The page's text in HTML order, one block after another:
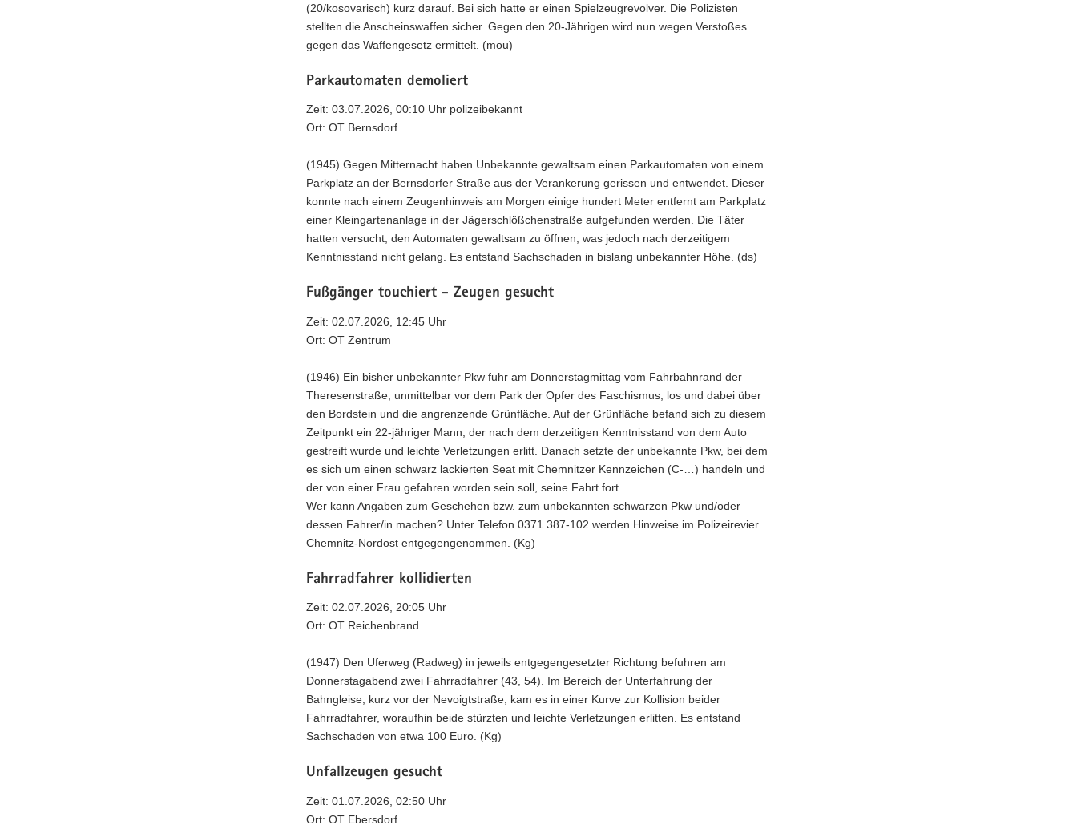
(20/kosovarisch) kurz darauf. Bei sich hatte er einen Spielzeugrevolver. Die Polizisten
stellten die Anscheinswaffen sicher. Gegen den 20-Jährigen wird nun wegen Verstoßes
gegen das Waffengesetz ermittelt. (mou)
Parkautomaten demoliert
Zeit: 03.07.2026, 00:10 Uhr polizeibekannt
Ort: OT Bernsdorf
(1945) Gegen Mitternacht haben Unbekannte gewaltsam einen Parkautomaten von einem
Parkplatz an der Bernsdorfer Straße aus der Verankerung gerissen und entwendet. Dieser
konnte nach einem Zeugenhinweis am Morgen einige hundert Meter entfernt am Parkplatz
einer Kleingartenanlage in der Jägerschlößchenstraße aufgefunden werden. Die Täter
hatten versucht, den Automaten gewaltsam zu öffnen, was jedoch nach derzeitigem
Kenntnisstand nicht gelang. Es entstand Sachschaden in bislang unbekannter Höhe. (ds)
Fußgänger touchiert - Zeugen gesucht
Zeit: 02.07.2026, 12:45 Uhr
Ort: OT Zentrum
(1946) Ein bisher unbekannter Pkw fuhr am Donnerstagmittag vom Fahrbahnrand der
Theresenstraße, unmittelbar vor dem Park der Opfer des Faschismus, los und dabei über
den Bordstein und die angrenzende Grünfläche. Auf der Grünfläche befand sich zu diesem
Zeitpunkt ein 22-jähriger Mann, der nach dem derzeitigen Kenntnisstand von dem Auto
gestreift wurde und leichte Verletzungen erlitt. Danach setzte der unbekannte Pkw, bei dem
es sich um einen schwarz lackierten Seat mit Chemnitzer Kennzeichen (C-…) handeln und
der von einer Frau gefahren worden sein soll, seine Fahrt fort.
Wer kann Angaben zum Geschehen bzw. zum unbekannten schwarzen Pkw und/oder
dessen Fahrer/in machen? Unter Telefon 0371 387-102 werden Hinweise im Polizeirevier
Chemnitz-Nordost entgegengenommen. (Kg)
Fahrradfahrer kollidierten
Zeit: 02.07.2026, 20:05 Uhr
Ort: OT Reichenbrand
(1947) Den Uferweg (Radweg) in jeweils entgegengesetzter Richtung befuhren am
Donnerstagabend zwei Fahrradfahrer (43, 54). Im Bereich der Unterfahrung der
Bahngleise, kurz vor der Nevoigtstraße, kam es in einer Kurve zur Kollision beider
Fahrradfahrer, woraufhin beide stürzten und leichte Verletzungen erlitten. Es entstand
Sachschaden von etwa 100 Euro. (Kg)
Unfallzeugen gesucht
Zeit: 01.07.2026, 02:50 Uhr
Ort: OT Ebersdorf